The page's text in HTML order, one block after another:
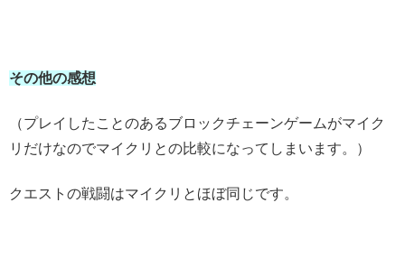
その他の感想
（プレイしたことのあるブロックチェーンゲームがマイク
リだけなのでマイクリとの比較になってしまいます。）
クエストの戦闘はマイクリとほぼ同じです。